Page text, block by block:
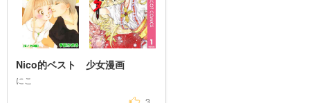
Nico的ベスト　少女漫画
にこ